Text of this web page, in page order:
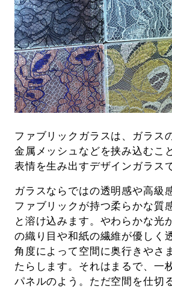
ファブリックガラスは、ガラス
金属メッシュなどを挟み込むこ
表情を生み出すデザインガラス
ガラスならではの透明感や高級
ファブリックが持つ柔らかな質
と溶け込みます。やわらかな光
の織り目や和紙の繊維が優しく
角度によって空間に奥行きやさ
たらします。それはまるで、一
パネルのよう。ただ空間を仕切